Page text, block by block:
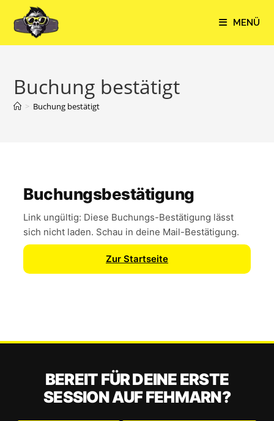
MENÜ
Buchung bestätigt
> Buchung bestätigt
Buchungsbestätigung
Link ungültig: Diese Buchungs-Bestätigung lässt
sich nicht laden. Schau in deine Mail-Bestätigung.
Zur Startseite
BEREIT FÜR DEINE ERSTE
SESSION AUF FEHMARN?